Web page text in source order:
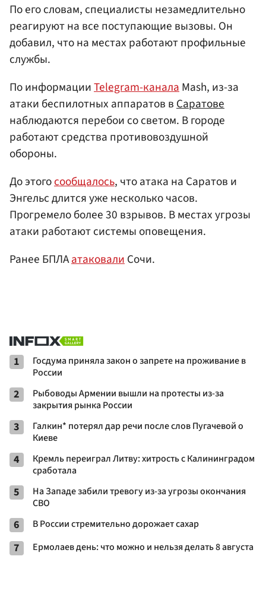
По его словам, специалисты незамедлительно
реагируют на все поступающие вызовы. Он
добавил, что на местах работают профильные
службы.
По информацииTelegram-каналаMash, из-за
атаки беспилотных аппаратов вСаратове
наблюдаются перебои со светом. В городе
работают средства противовоздушной
обороны.
До этогосообщалось, что атака на Саратов и
Энгельс длится уже несколько часов.
Прогремело более 30 взрывов. В местах угрозы
атаки работают системы оповещения.
Ранее БПЛАатаковалиСочи.
1
Госдума приняла закон о запрете на проживание в
России
2
Рыбоводы Армении вышли на протесты из-за
закрытия рынка России
3
Галкин* потерял дар речи после слов Пугачевой о
Киеве
4
Кремль переиграл Литву: хитрость с Калининградом
сработала
5
На Западе забили тревогу из-за угрозы окончания
СВО
6 В России стремительно дорожает сахар
7 Ермолаев день: что можно и нельзя делать 8 августа